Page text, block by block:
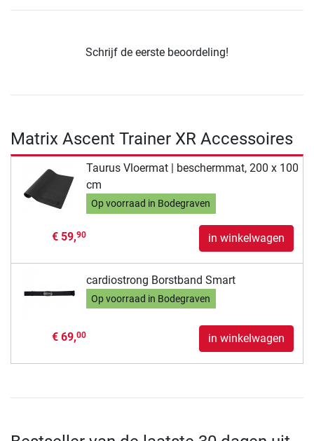
Schrijf de eerste beoordeling!
Matrix Ascent Trainer XR Accessoires
Taurus Vloermat | beschermmat, 200 x 100
cm
Op voorraad in Bodegraven
€ 59,90 in winkelwagen
cardiostrong Borstband Smart
Op voorraad in Bodegraven
€ 69,00 in winkelwagen